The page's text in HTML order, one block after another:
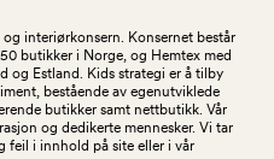
interiørkonsern. Konsernet består
butikker i Norge, og Hemtex med
og Estland. Kids strategi er å tilby
bestående av egenutviklede
butikker samt nettbutikk. Vår
og dedikerte mennesker. Vi tar
feil i innhold på site eller i vår